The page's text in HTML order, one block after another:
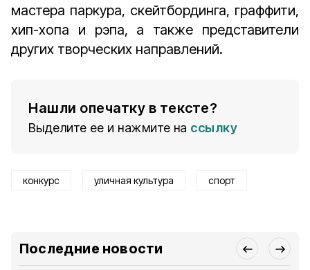
мастера паркура, скейтбординга, граффити,
хип-хопа и рэпа, а также представители
других творческих направлений.
Нашли опечатку в тексте?
Выделите ее и нажмите на ссылку
конкурс уличная культура спорт
Последние новости